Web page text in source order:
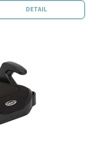
DETAIL
Skladem